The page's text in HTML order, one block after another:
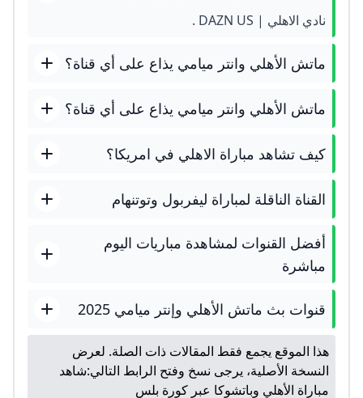
نادي الاهلي | DAZN US .
ماتش الأهلي وانتر ميامي يذاع على أي قناة؟
ماتش الأهلي وانتر ميامي يذاع على أي قناة؟
كيف تشاهد مباراة الاهلي في امريكا؟
القناة الناقلة لمباراة ليفربول وتوتنهام
أفضل القنوات لمشاهدة مباريات اليوم
مباشرة
قنوات بث ماتش الأهلي وإنتر ميامي 2025
هذا الموقع يجمع فقط المقالات ذات الصلة. لعرض
النسخة الأصلية، يرجى نسخ وفتح الرابط التالي:شاهد
مباراة الأهلي وباتشوكا عبر كورة بلس